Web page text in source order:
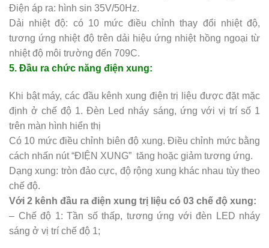
Điện áp ra: hình sin 35V/50Hz.
Dải nhiệt độ: có 10 mức điều chỉnh thay đổi nhiệt độ,
tương ứng nhiệt độ trên dải hiệu ứng nhiệt hồng ngoại từ
nhiệt độ môi trường đến 709C.
5. Đầu ra chức năng điện xung:
Khi bật máy, các đầu kênh xung điện trị liệu được đặt mặc
định ở chế độ 1. Đèn Led nháy sáng, ứng với vị trí số 1
trên màn hình hiển thị
Có 10 mức điều chỉnh biên độ xung. Điều chỉnh mức bằng
cách nhấn nút “ĐIỆN XUNG” tăng hoặc giảm tương ứng.
Dạng xung: tròn đảo cực, độ rộng xung khác nhau tùy theo
chế độ.
Với 2 kênh đầu ra điện xung trị liệu có 03 chế độ xung:
– Chế độ 1: Tần số thấp, tương ứng với đèn LED nháy
sáng ở vị trí chế độ 1;